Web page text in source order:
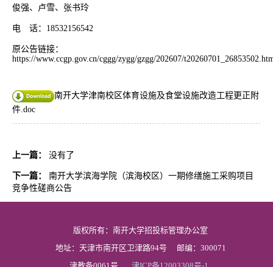
俊强、卢雪、张书玲
电 话： 18532156542
原公告链接：
https://www.ccgp.gov.cn/cggg/zygg/gzgg/202607/
南开大学津南校区体育设施及食堂设施改造工程更正附
件.doc
上一篇： 没有了
下一篇：
南开大学滨海学院（滨海校区）一期修缮施工采购项目
竞争性磋商公告
版权所有：南开大学招投标管理办公室
地址：天津市南开区卫津路94号
邮编：300071